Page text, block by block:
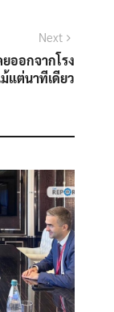
Next
ออกจากโรง
แต่นาทีเดียว